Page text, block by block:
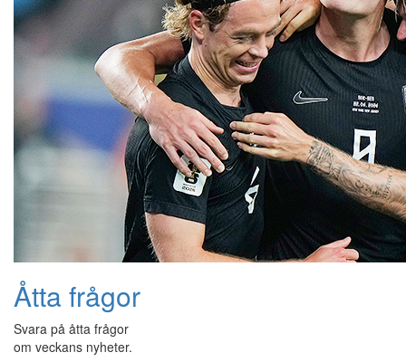
Åtta frågor
Svara på åtta frågor
om veckans nyheter.